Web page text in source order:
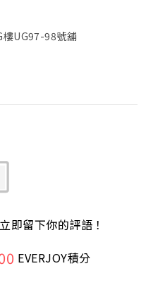
樓UG97-98號舖
即留下你的評語！
EVERJOY積分